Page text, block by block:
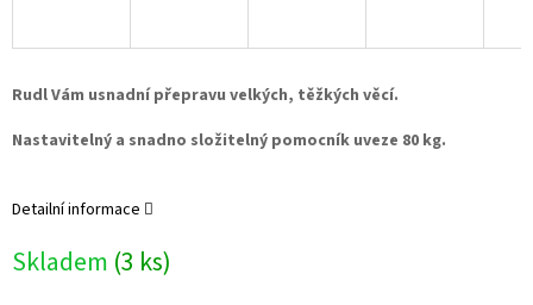
Skladem (3 ks)
Rudl Vám usnadní přepravu velkých, těžkých věcí.
Nastavitelný a snadno složitelný pomocník uveze 80 kg.
Detailní informace